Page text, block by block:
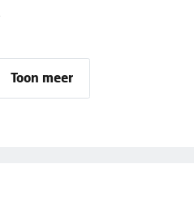
Toon meer